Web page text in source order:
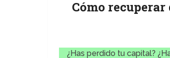
Cómo
¿Has perdido tu capital?